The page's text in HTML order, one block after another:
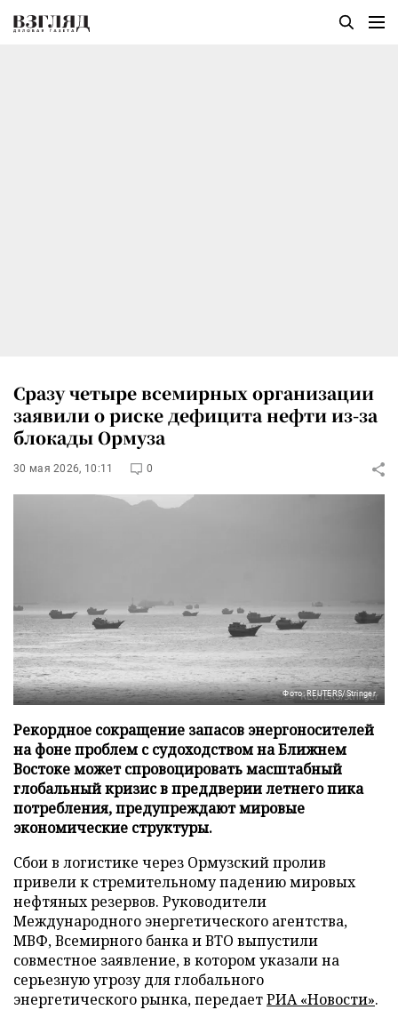
Сразу четыре всемирных организации
заявили о риске дефицита нефти из-за
блокады Ормуза
30 мая 2026, 10:11 0
Фото: REUTERS/Stringer
Рекордное сокращение запасов энергоносителей
на фоне проблем с судоходством на Ближнем
Востоке может спровоцировать масштабный
глобальный кризис в преддверии летнего пика
потребления, предупреждают мировые
экономические структуры.
Сбои в логистике через Ормузский пролив
привели к стремительному падению мировых
нефтяных резервов. Руководители
Международного энергетического агентства,
МВФ, Всемирного банка и ВТО выпустили
совместное заявление, в котором указали на
серьезную угрозу для глобального
энергетического рынка, передаетРИА «Новости».